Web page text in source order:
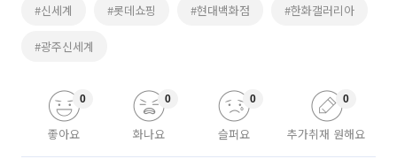
#신세계 #롯데쇼핑 #현대백화점 #한화갤러리아
#광주신세계
좋아요
0
화나요
0
슬퍼요
0
추가취재 원해요
0